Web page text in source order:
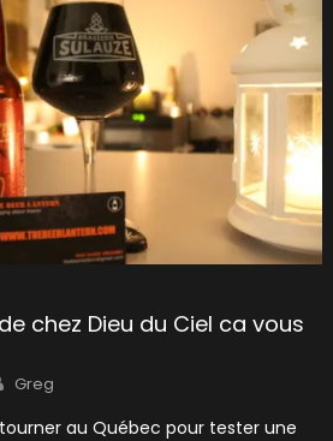
chez Dieu du Ciel ca vous
Author
Greg
au Québec pour tester une